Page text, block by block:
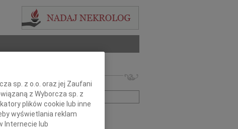
nazwisko lub numer ogłoszenia:
+ szukanie zaawansowane
sp. z o.o. oraz jej Zaufani
z Wyborcza sp. z
plików cookie lub inne
wyświetlania reklam
Internecie lub